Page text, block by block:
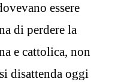
essere
di perdere la
e cattolica, non
disattenda oggi